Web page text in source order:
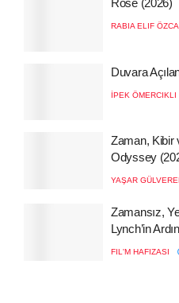
Rose (2026)
RABIA ELIF
Duvara
İPEK ÖMERCIKLI
Zaman, Kibir
Odyssey
YAŞAR
Zamansız,
Lynch’in
FIL'M HAFIZASI